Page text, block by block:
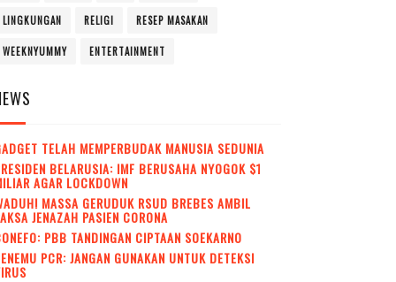
LINGKUNGAN RELIGI RESEP MASAKAN
WEEKNYUMMY ENTERTAINMENT
TELAH MEMPERBUDAK MANUSIA SEDUNIA
BELARUSIA: IMF BERUSAHA NYOGOK $1
AGAR LOCKDOWN
MASSA GERUDUK RSUD BREBES AMBIL
JENAZAH PASIEN CORONA
PBB TANDINGAN CIPTAAN SOEKARNO
PCR: JANGAN GUNAKAN UNTUK DETEKSI